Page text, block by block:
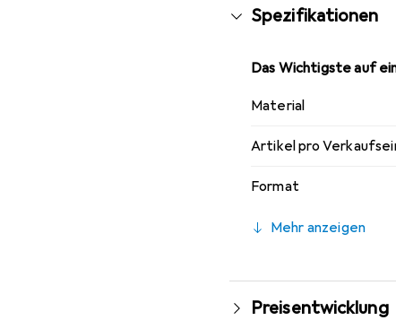
Spezifikationen
Das Wichtigste auf
Material
Artikel pro
Format
Mehr anzeigen
Preisentwicklung